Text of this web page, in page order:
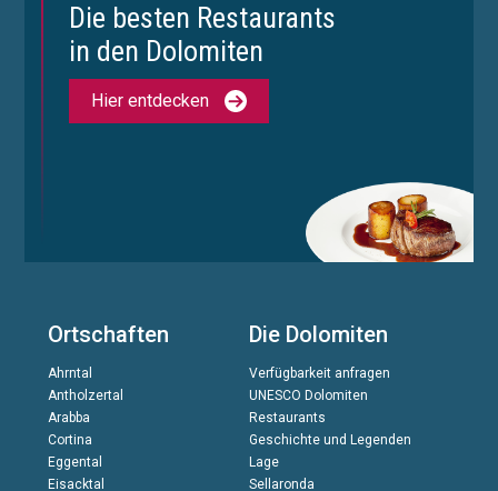
Die besten Restaurants
in den Dolomiten
Hier entdecken
Ortschaften
Ahrntal
Antholzertal
Arabba
Cortina
Eggental
Eisacktal
Die Dolomiten
Verfügbarkeit anfragen
UNESCO Dolomiten
Restaurants
Geschichte und Legenden
Lage
Sellaronda